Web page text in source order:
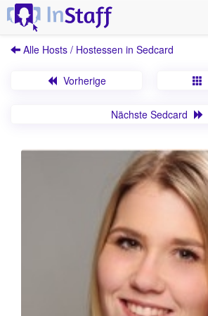
Alle Hosts / Hostessen in Sedcard
Vorherige
Nächste Sedcard